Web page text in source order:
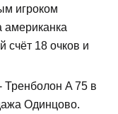
игроком
американка
счёт 18 очков и
Тренболон A 75 в
Одинцово.